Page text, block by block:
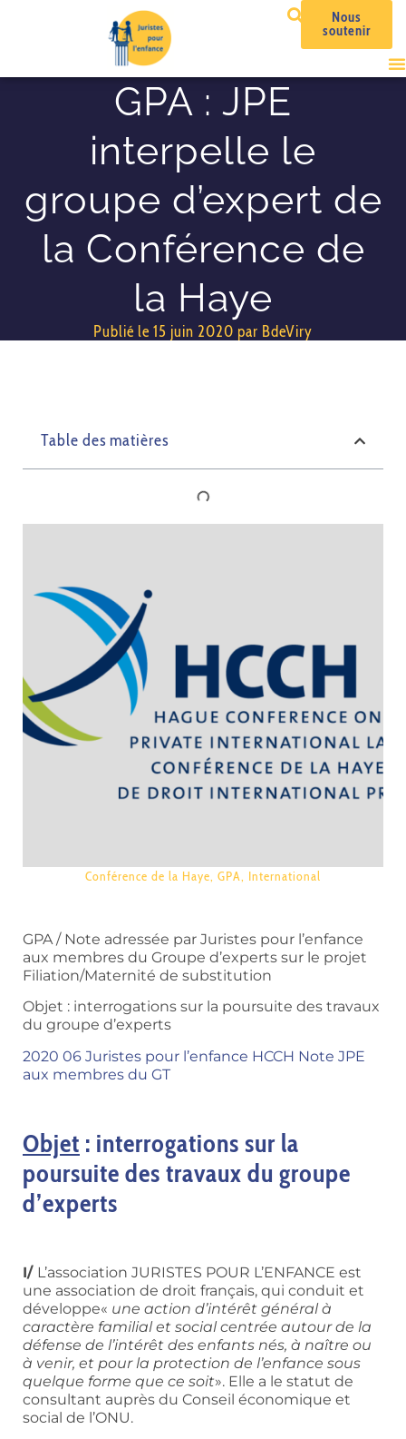
Nous
soutenir
GPA : JPE
interpelle le
groupe d’expert de
la Conférence de
la Haye
Publié le 15 juin 2020 par BdeViry
Table des matières
Conférence de la Haye, GPA, International
GPA / Note adressée par Juristes pour l’enfance
aux membres du Groupe d’experts sur le projet
Filiation/Maternité de substitution
Objet : interrogations sur la poursuite des travaux
du groupe d’experts
2020 06 Juristes pour l’enfance HCCH Note JPE
aux membres du GT
Objet : interrogations sur la
poursuite des travaux du groupe
d’experts
I/ L’association JURISTES POUR L’ENFANCE est
une association de droit français, qui conduit et
développe« une action d’intérêt général à
caractère familial et social centrée autour de la
défense de l’intérêt des enfants nés, à naître ou
à venir, et pour la protection de l’enfance sous
quelque forme que ce soit». Elle a le statut de
consultant auprès du Conseil économique et
social de l’ONU.